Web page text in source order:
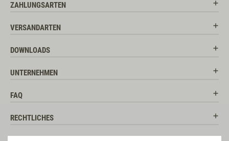
ZAHLUNGSARTEN
VERSANDARTEN
DOWNLOADS
UNTERNEHMEN
FAQ
RECHTLICHES